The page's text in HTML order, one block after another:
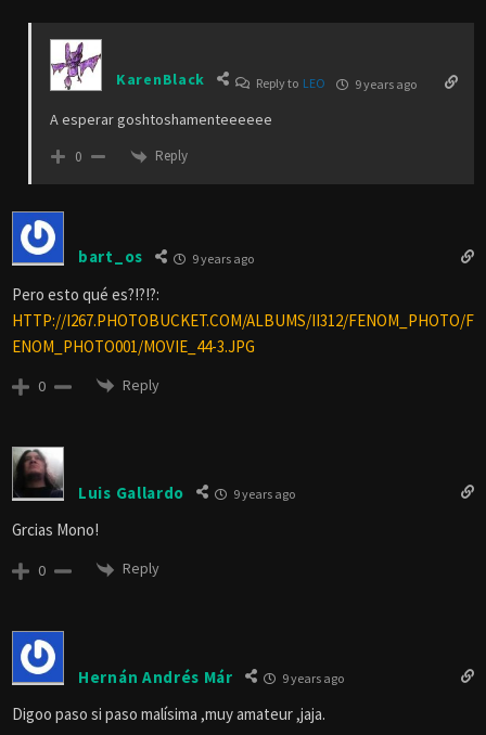
KarenBlack Reply to LEO 9 years ago
A esperar goshtoshamenteeeeee
0 Reply
bart_os 9 years ago
Pero esto qué es?!?!?:
HTTP://I267.PHOTOBUCKET.COM/ALBUMS/II312/FENOM_PHOTO/F
ENOM_PHOTO001/MOVIE_44-3.JPG
0 Reply
Luis Gallardo 9 years ago
Grcias Mono!
0 Reply
Hernán Andrés Már 9 years ago
Digoo paso si paso malísima ,muy amateur ,jaja.